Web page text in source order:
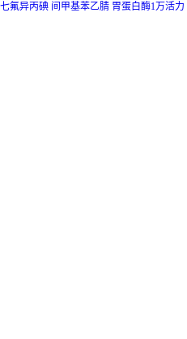
七氟异丙碘 间甲基苯乙腈 胃蛋白酶1万活力